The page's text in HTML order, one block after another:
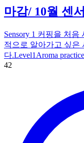
마감/ 10월 센
Sensory 1 커핑을 처
적으로 알아가고 싶은
다.Level1Aroma
42